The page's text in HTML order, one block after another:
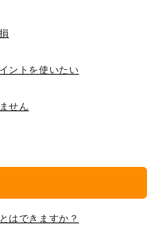
ントを使いたい
せん
はできますか？